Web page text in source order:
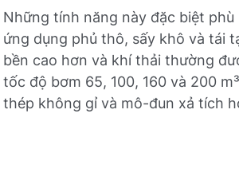
Những tính năng này đặc biệt
ứng dụng phủ thô, sấy khô và tái
bền cao hơn và khí thải thường
tốc độ bơm 65, 100, 160 và 200
thép không gỉ và mô-đun xả tích